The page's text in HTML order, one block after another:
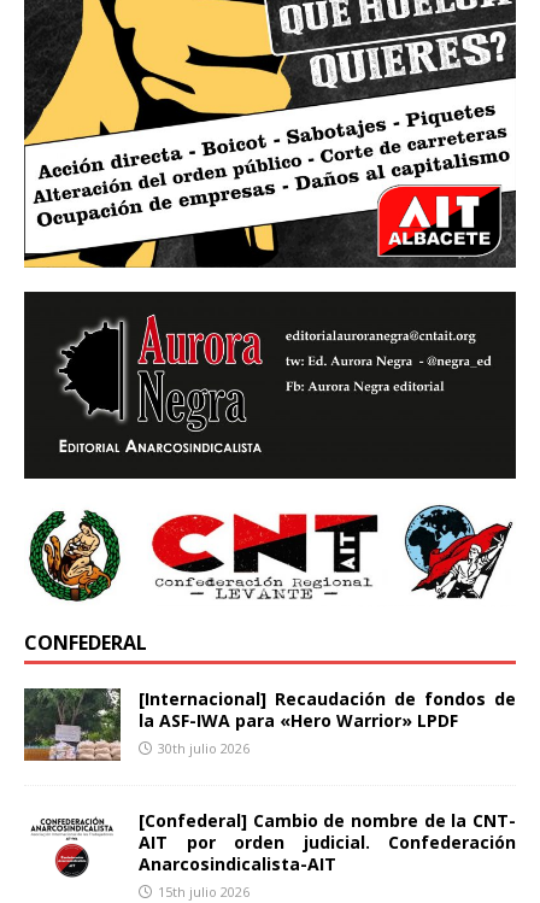
CONFEDERAL
[Internacional] Recaudación de fondos de
la ASF-IWA para «Hero Warrior» LPDF
30th julio 2026
[Confederal] Cambio de nombre de la CNT-
AIT por orden judicial. Confederación
Anarcosindicalista-AIT
15th julio 2026